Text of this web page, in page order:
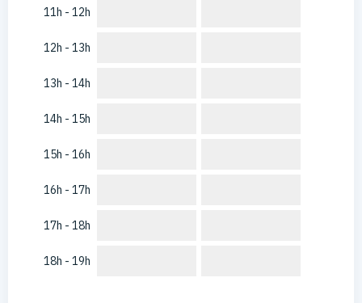
11h - 12h
12h - 13h
13h - 14h
14h - 15h
15h - 16h
16h - 17h
17h - 18h
18h - 19h